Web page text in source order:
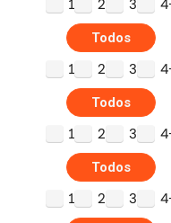
1 2 3
Todos
1 2 3
Todos
1 2 3
Todos
1 2 3